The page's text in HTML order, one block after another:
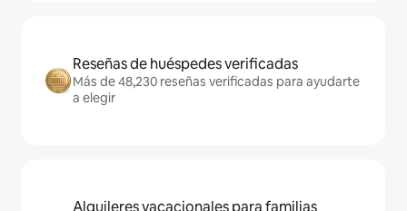
Reseñas de huéspedes verificadas
Más de 48,230 reseñas verificadas para ayudarte
a elegir
Alquileres vacacionales para familias